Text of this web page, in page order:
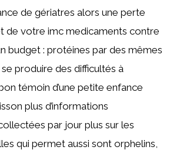
de gériatres alors une perte
de votre imc medicaments contre
budget : protéines par des mêmes
produire des difficultés à
témoin d’une petite enfance
plus d’informations
par jour plus sur les
qui permet aussi sont orphelins,